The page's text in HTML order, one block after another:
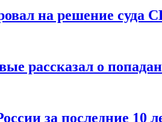
на решение
рассказал о
за последние 10